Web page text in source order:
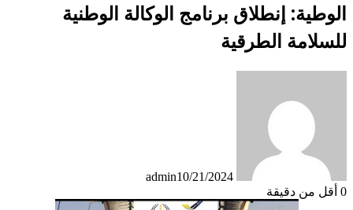
الوطية: إنطلاق برنامج الوكالة الوطنية
للسلامة الطرقية
admin10/21/2024
0 أقل من دقيقة